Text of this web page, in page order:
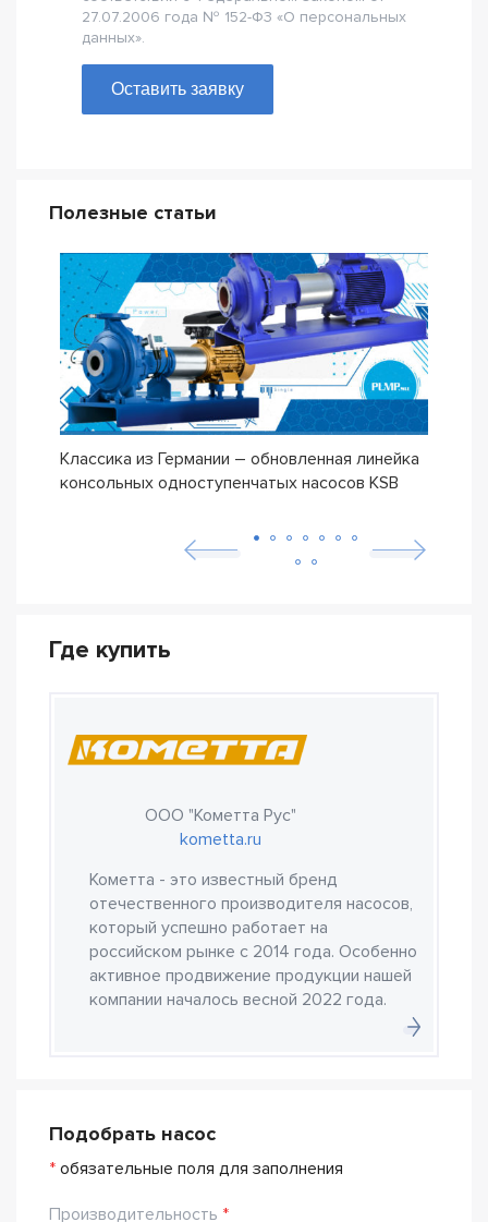
27.07.2006 года № 152-Ф3 «О персональных
данных».
Оставить заявку
Полезные статьи
Классика из Германии – обновленная линейка
консольных одноступенчатых насосов KSB
Где купить
ООО "Кометта Рус"
kometta.ru
Кометта - это известный бренд
отечественного производителя насосов,
который успешно работает на
российском рынке с 2014 года. Особенно
активное продвижение продукции нашей
компании началось весной 2022 года.
Подобрать насос
* обязательные поля для заполнения
Производительность